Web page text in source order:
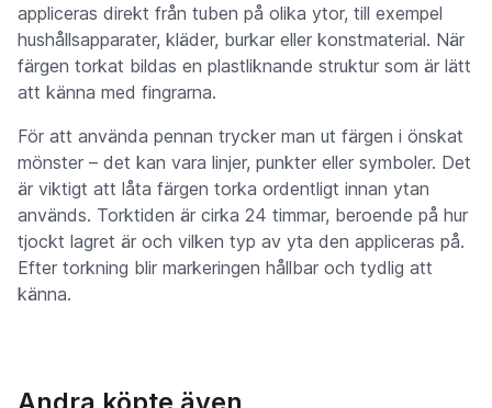
appliceras direkt från tuben på olika ytor, till exempel
hushållsapparater, kläder, burkar eller konstmaterial. När
färgen torkat bildas en plastliknande struktur som är lätt
att känna med fingrarna.
För att använda pennan trycker man ut färgen i önskat
mönster – det kan vara linjer, punkter eller symboler. Det
är viktigt att låta färgen torka ordentligt innan ytan
används. Torktiden är cirka 24 timmar, beroende på hur
tjockt lagret är och vilken typ av yta den appliceras på.
Efter torkning blir markeringen hållbar och tydlig att
känna.